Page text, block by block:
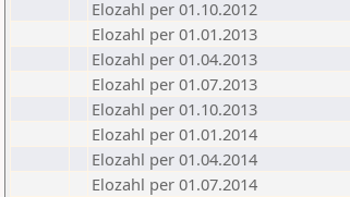
Elozahl per 01.10.2012
Elozahl per 01.01.2013
Elozahl per 01.04.2013
Elozahl per 01.07.2013
Elozahl per 01.10.2013
Elozahl per 01.01.2014
Elozahl per 01.04.2014
Elozahl per 01.07.2014